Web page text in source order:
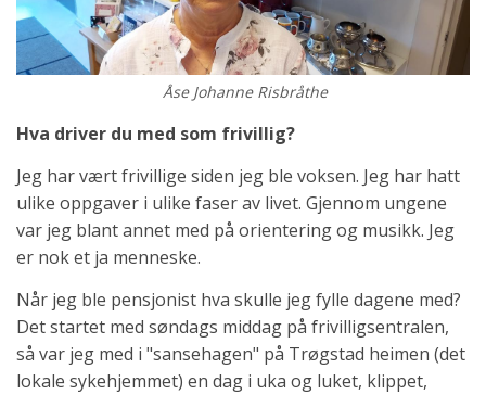
Åse Johanne Risbråthe
Hva driver du med som frivillig?
Jeg har vært frivillige siden jeg ble voksen. Jeg har hatt
ulike oppgaver i ulike faser av livet. Gjennom ungene
var jeg blant annet med på orientering og musikk. Jeg
er nok et ja menneske.
Når jeg ble pensjonist hva skulle jeg fylle dagene med?
Det startet med søndags middag på frivilligsentralen,
så var jeg med i "sansehagen" på Trøgstad heimen (det
lokale sykehjemmet) en dag i uka og luket, klippet,